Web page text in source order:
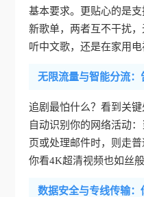
基本要求。更贴心的是
新歌单，两者互不干扰
听中文歌，还是在家用电
无限流量与智能分流
追剧最怕什么？看到关
自动识别你的网络活动
页或处理邮件时，则走
你看4K超清视频也如丝般
数据安全与专线传输：